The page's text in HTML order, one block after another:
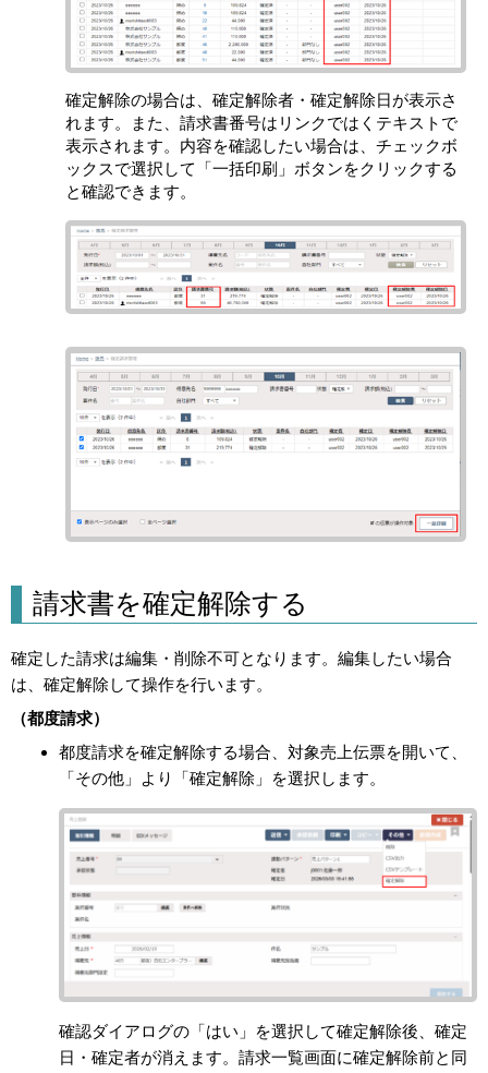
確定解除の場合は、確定解除者・確定解除日が表示さ
れます。また、請求書番号はリンクではくテキストで
表示されます。内容を確認したい場合は、チェックボ
ックスで選択して「一括印刷」ボタンをクリックする
と確認できます。
請求書を確定解除する
確定した請求は編集・削除不可となります。編集したい場合
は、確定解除して操作を行います。
（都度請求）
都度請求を確定解除する場合、対象売上伝票を開いて、
「その他」より「確定解除」を選択します。
確認ダイアログの「はい」を選択して確定解除後、確定
日・確定者が消えます。請求一覧画面に確定解除前と同